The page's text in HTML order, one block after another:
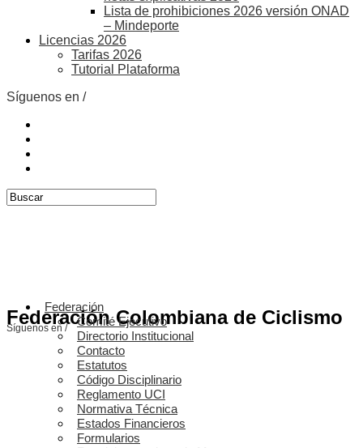
Lista de prohibiciones 2026 versión ONAD
– Mindeporte
Licencias 2026
Tarifas 2026
Tutorial Plataforma
Síguenos en /
Federación Colombiana de Ciclismo
Síguenos en /
Federación
Comité Ejecutivo
Directorio Institucional
Contacto
Estatutos
Código Disciplinario
Reglamento UCI
Normativa Técnica
Estados Financieros
Formularios